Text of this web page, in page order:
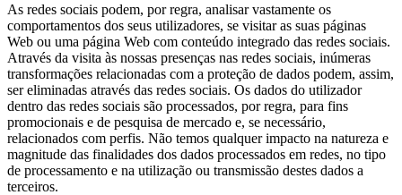
As redes sociais podem, por regra, analisar vastamente os
comportamentos dos seus utilizadores, se visitar as suas páginas
Web ou uma página Web com conteúdo integrado das redes sociais.
Através da visita às nossas presenças nas redes sociais, inúmeras
transformações relacionadas com a proteção de dados podem, assim,
ser eliminadas através das redes sociais. Os dados do utilizador
dentro das redes sociais são processados, por regra, para fins
promocionais e de pesquisa de mercado e, se necessário,
relacionados com perfis. Não temos qualquer impacto na natureza e
magnitude das finalidades dos dados processados em redes, no tipo
de processamento e na utilização ou transmissão destes dados a
terceiros.